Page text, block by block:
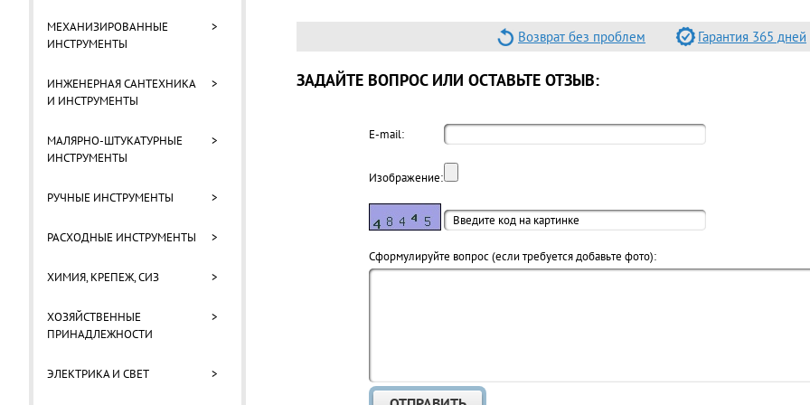
МЕХАНИЗИРОВАННЫЕ
ИНСТРУМЕНТЫ
>
ИНЖЕНЕРНАЯ САНТЕХНИКА
И ИНСТРУМЕНТЫ
>
МАЛЯРНО-ШТУКАТУРНЫЕ
ИНСТРУМЕНТЫ
>
РУЧНЫЕ ИНСТРУМЕНТЫ >
РАСХОДНЫЕ ИНСТРУМЕНТЫ >
ХИМИЯ, КРЕПЕЖ, СИЗ >
ХОЗЯЙСТВЕННЫЕ
ПРИНАДЛЕЖНОСТИ
>
ЭЛЕКТРИКА И СВЕТ >
Возврат без проблем Гарантия 365 дней
ЗАДАЙТЕ ВОПРОС ИЛИ ОСТАВЬТЕ ОТЗЫВ:
E-mail:
Изображение:
Cформулируйте вопрос (если требуется добавьте фото):